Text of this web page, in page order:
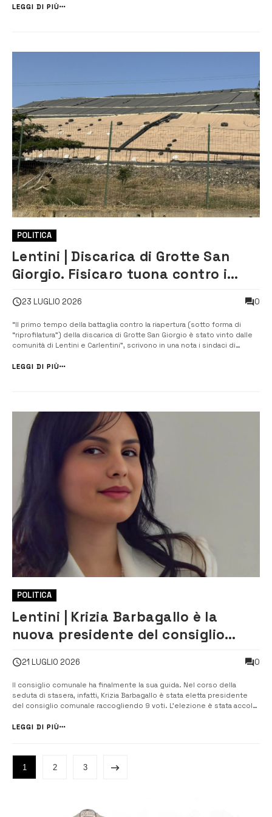
paradossale – Continua Cutrufo – che il PD, la lista ...
LEGGI DI PIÙ
POLITICA
Lentini | Discarica di Grotte San
Giorgio. Fisicaro tuona contro i
“Festeggiano una vittoria contro
un provvedimento che nessuno ha
mai adottato”
23 LUGLIO 2026 0
“Il primo tempo della battaglia contro la riapertura (sotto forma di
“riprofilatura”) della discarica di Grotte San Giorgio è stato vinto dalle
comunità di Lentini e Carlentini”, scrivono in una nota i sindaci di
discarica, infatti, per adesso non riaprirà e rimarrà ancora chiusa...
LEGGI DI PIÙ
POLITICA
Lentini | Krizia Barbagallo è la
nuova presidente del consiglio
21 LUGLIO 2026 0
Il consiglio comunale ha finalmente la sua guida. Nel corso della
seduta di stasera, infatti, Krizia Barbagallo è stata eletta presidente
del consiglio comunale raccogliendo 9 voti. L’elezione è stata accolta
istituzionale chiave che sblocca l’attività ammini...
LEGGI DI PIÙ
1 2 3